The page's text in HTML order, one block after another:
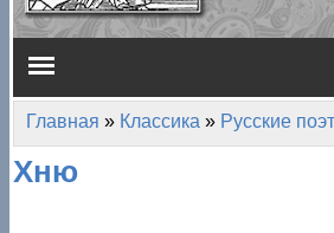
Главное меню
Вы здесь
Главная » Классика » Русские
Хню